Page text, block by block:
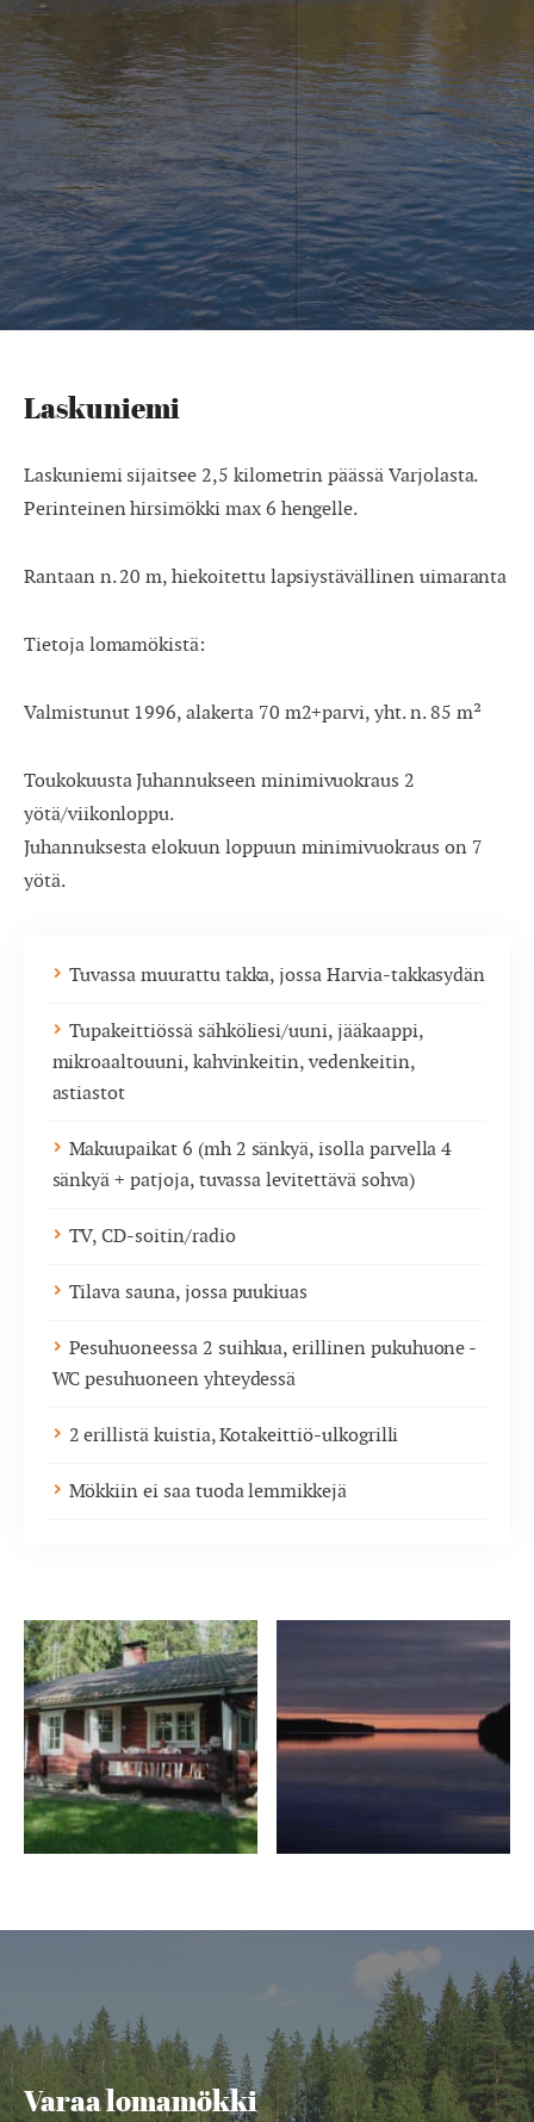
Laskuniemi
Laskuniemi sijaitsee 2,5 kilometrin päässä Varjolasta.
Perinteinen hirsimökki max 6 hengelle.
Rantaan n. 20 m, hiekoitettu lapsiystävällinen uimaranta
Tietoja lomamökistä:
Valmistunut 1996, alakerta 70 m2+parvi, yht. n. 85 m²
Toukokuusta Juhannukseen minimivuokraus 2
yötä/viikonloppu.
Juhannuksesta elokuun loppuun minimivuokraus on 7
yötä.
Tuvassa muurattu takka, jossa Harvia-takkasydän
Tupakeittiössä sähköliesi/uuni, jääkaappi,
mikroaaltouuni, kahvinkeitin, vedenkeitin,
astiastot
Makuupaikat 6 (mh 2 sänkyä, isolla parvella 4
sänkyä + patjoja, tuvassa levitettävä sohva)
TV, CD-soitin/radio
Tilava sauna, jossa puukiuas
Pesuhuoneessa 2 suihkua, erillinen pukuhuone -
WC pesuhuoneen yhteydessä
2 erillistä kuistia, Kotakeittiö-ulkogrilli
Mökkiin ei saa tuoda lemmikkejä
Varaa lomamökki